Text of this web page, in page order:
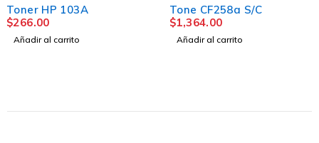
Toner HP 103A
$266.00
Añadir al carrito
Tone CF258a S/C
$1,364.00
Añadir al carrito